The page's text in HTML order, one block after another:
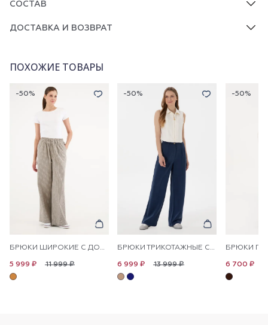
СОСТАВ
ДОСТАВКА И ВОЗВРАТ
ПОХОЖИЕ ТОВАРЫ
-50%
БРЮКИ ШИРОКИЕ С ДОБАВЛЕНИЕМ ЛЬНА НА КУЛИСКЕ
11 999 ₽
5 999 ₽
-50%
БРЮКИ ТРИКОТАЖНЫЕ СО СТРЕЛКАМИ
13 999 ₽
6 999 ₽
-50%
6 700 ₽